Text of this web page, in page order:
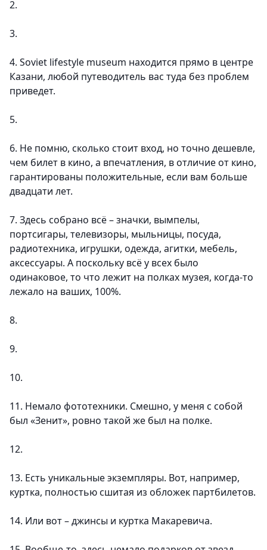
2.
3.
4. Soviet lifestyle museum находится прямо в центре
Казани, любой путеводитель вас туда без проблем
приведет.
5.
6. Не помню, сколько стоит вход, но точно дешевле,
чем билет в кино, а впечатления, в отличие от кино,
гарантированы положительные, если вам больше
двадцати лет.
7. Здесь собрано всё – значки, вымпелы,
портсигары, телевизоры, мыльницы, посуда,
радиотехника, игрушки, одежда, агитки, мебель,
аксессуары. А поскольку всё у всех было
одинаковое, то что лежит на полках музея, когда-то
лежало на ваших, 100%.
8.
9.
10.
11. Немало фототехники. Смешно, у меня с собой
был «Зенит», ровно такой же был на полке.
12.
13. Есть уникальные экземпляры. Вот, например,
куртка, полностью сшитая из обложек партбилетов.
14. Или вот – джинсы и куртка Макаревича.